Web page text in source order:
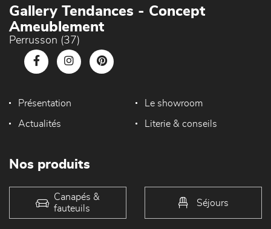
Gallery Tendances - Concept
Ameublement
Perrusson (37)
Présentation Le showroom
Actualités Literie & conseils
Nos produits
Canapés &
fauteuils
Séjours